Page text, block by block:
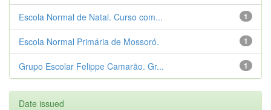
1
Escola Normal de Natal. Curso com...
1
Escola Normal Primária de Mossoró.
1
Grupo Escolar Felippe Camarão. Gr...
Date issued